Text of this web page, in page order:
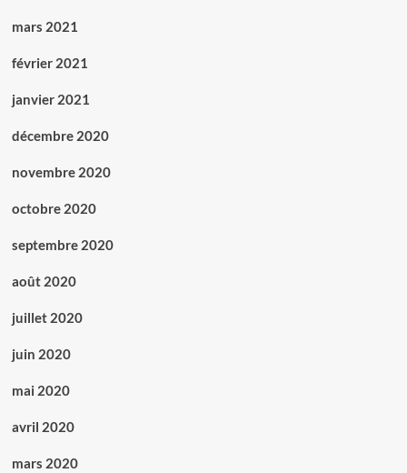
mars 2021
février 2021
janvier 2021
décembre 2020
novembre 2020
octobre 2020
septembre 2020
août 2020
juillet 2020
juin 2020
mai 2020
avril 2020
mars 2020